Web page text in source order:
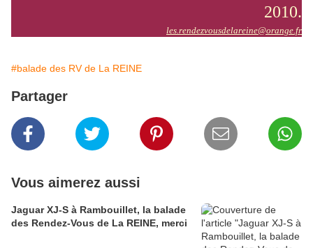
2010.
les.rendezvousdelareine@orange.fr
#balade des RV de La REINE
Partager
Vous aimerez aussi
Jaguar XJ-S à Rambouillet, la balade
des Rendez-Vous de La REINE, merci